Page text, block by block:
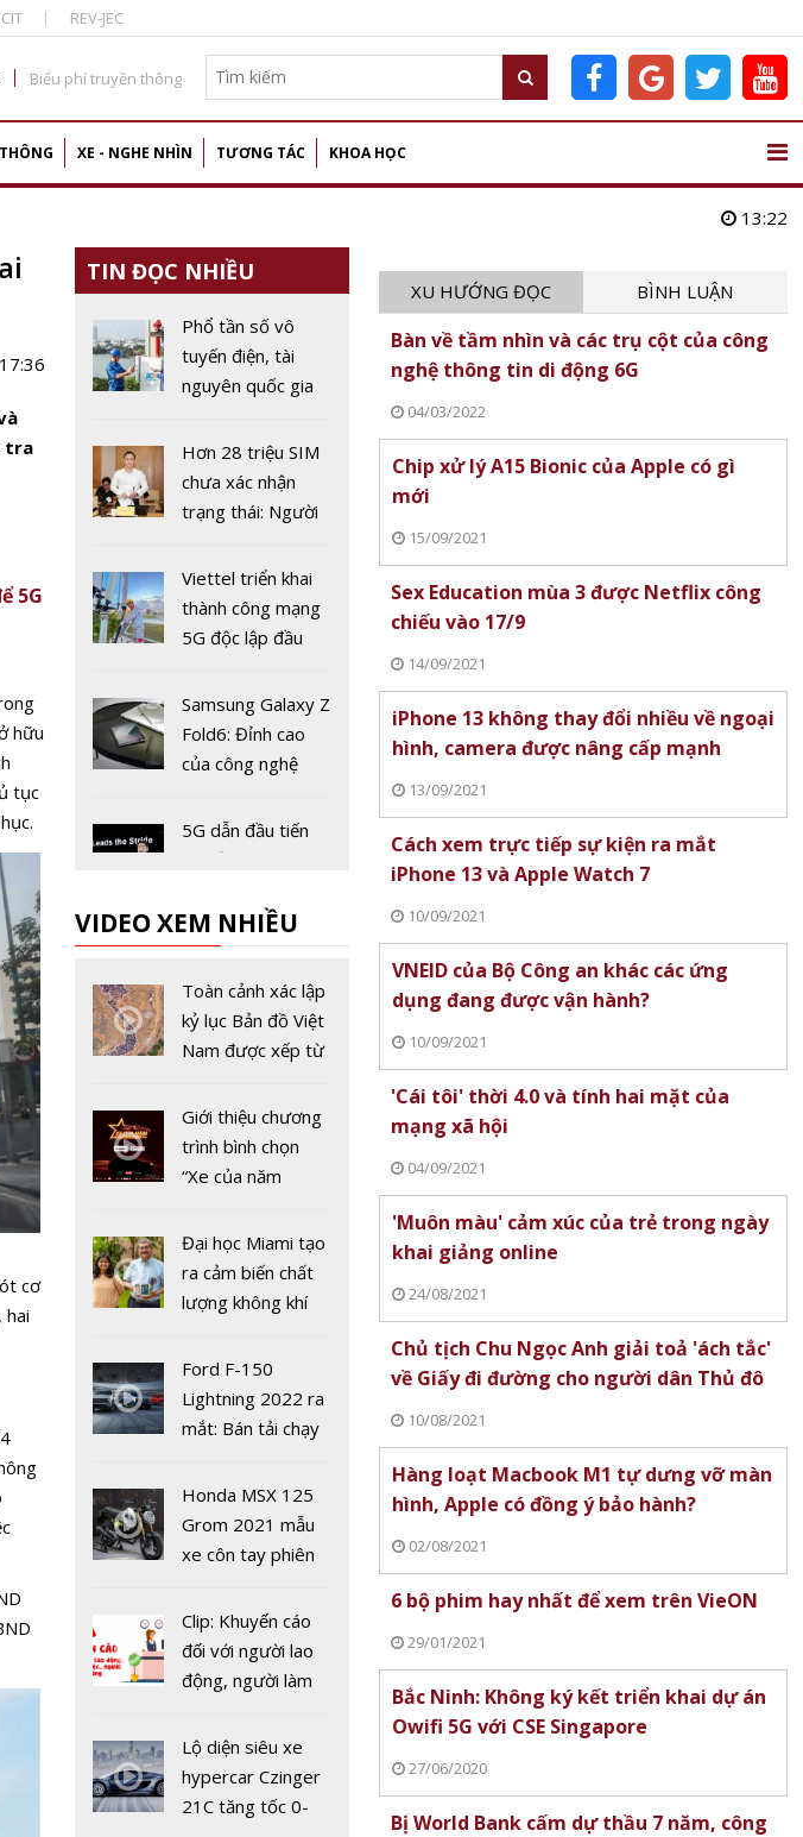
REV-JEC
Biểu phí truyền thông
XE - NGHE NHÌN TƯƠNG TÁC KHOA HỌC
13:22
tra
5G
hữu
tục
cơ
TIN ĐỌC NHIỀU
Phổ tần số vô
tuyến điện, tài
nguyên quốc gia
kinh tế số
Hơn 28 triệu SIM
chưa xác nhận
trạng thái: Người
trước ngày bị
khóa chiều gọi
Viettel triển khai
thành công mạng
5G độc lập đầu
Samsung Galaxy Z
Fold6: Đỉnh cao
của công nghệ
5G dẫn đầu tiến
bộ của tương lai
thương hiệu viễn
thông ĐNA với giá
trị đạt 5,8 tỷ USD,
Keysight
ấn tiên phong
trong kiểm thử
mạng 5G của thế
Giải pháp mới cho
hàng từ tổng đài
tự động tương
tác bằng giọng
VIDEO XEM NHIỀU
Toàn cảnh xác lập
kỷ lục Bản đồ Việt
Nam được xếp từ
năm 2022
Giới thiệu chương
trình bình chọn
“Xe của năm
Đại học Miami tạo
ra cảm biến chất
lượng không khí
19
Ford F-150
Lightning 2022 ra
mắt: Bán tải chạy
chưa đến 40 nghìn
USD
Honda MSX 125
Grom 2021 mẫu
xe côn tay phiên
Clip: Khuyến cáo
đối với người lao
động, người làm
hàng tại khu dịch
vụ trong dịch
Covid-19
Lộ diện siêu xe
hypercar Czinger
21C tăng tốc 0-
XU HƯỚNG ĐỌC BÌNH LUẬN
Bàn về tầm nhìn và các trụ cột của công
nghệ thông tin di động 6G
04/03/2022
Chip xử lý A15 Bionic của Apple có gì
mới
15/09/2021
Sex Education mùa 3 được Netflix công
chiếu vào 17/9
14/09/2021
iPhone 13 không thay đổi nhiều về ngoại
hình, camera được nâng cấp mạnh
13/09/2021
Cách xem trực tiếp sự kiện ra mắt
iPhone 13 và Apple Watch 7
10/09/2021
VNEID của Bộ Công an khác các ứng
dụng đang được vận hành?
10/09/2021
'Cái tôi' thời 4.0 và tính hai mặt của
mạng xã hội
04/09/2021
'Muôn màu' cảm xúc của trẻ trong ngày
khai giảng online
24/08/2021
Chủ tịch Chu Ngọc Anh giải toả 'ách tắc'
về Giấy đi đường cho người dân Thủ đô
10/08/2021
Hàng loạt Macbook M1 tự dưng vỡ màn
hình, Apple có đồng ý bảo hành?
02/08/2021
6 bộ phim hay nhất để xem trên VieON
29/01/2021
Bắc Ninh: Không ký kết triển khai dự án
Owifi 5G với CSE Singapore
27/06/2020
Bị World Bank cấm dự thầu 7 năm, công